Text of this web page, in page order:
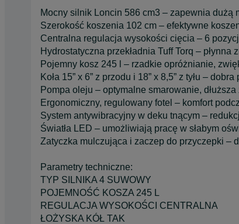
Mocny silnik Loncin 586 cm3 – zapewnia dużą
Szerokość koszenia 102 cm – efektywne
Centralna regulacja wysokości cięcia – 6
Hydrostatyczna przekładnia Tuff Torq – płynna
Pojemny kosz 245 l – rzadkie opróżnianie,
Koła 15” x 6” z przodu i 18” x 8,5” z tyłu –
Pompa oleju – optymalne smarowanie,
Ergonomiczny, regulowany fotel – komfort
System antywibracyjny w deku tnącym –
Światła LED – umożliwiają pracę w słabym
Zatyczka mulczująca i zaczep do przyczepki –
Parametry techniczne:
TYP SILNIKA 4 SUWOWY
POJEMNOŚĆ KOSZA 245 L
REGULACJA WYSOKOŚCI CENTRALNA
ŁOŻYSKA KÓŁ TAK